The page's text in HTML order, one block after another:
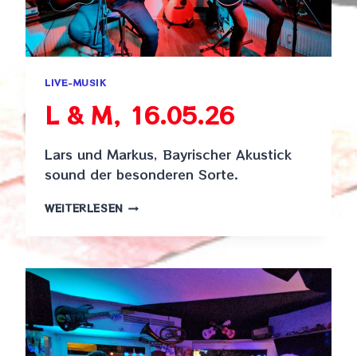
LIVE-MUSIK
L & M, 16.05.26
Lars und Markus, Bayrischer Akustick
sound der besonderen Sorte.
WEITERLESEN L
M,
16.05.26